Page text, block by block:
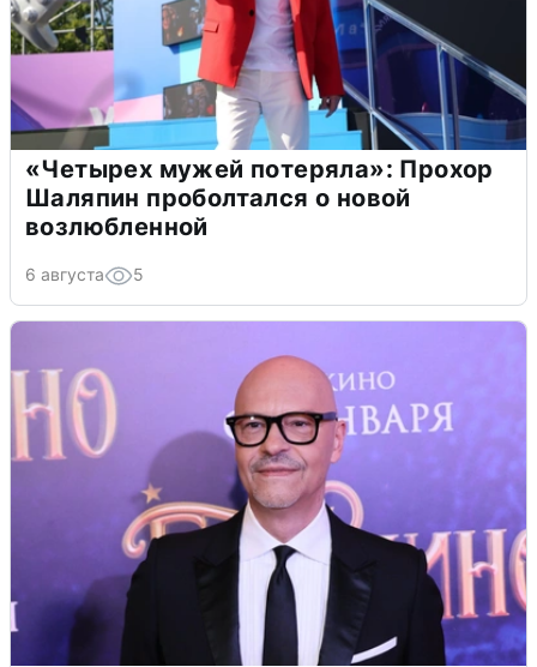
«Четырех мужей потеряла»: Прохор
Шаляпин проболтался о новой
возлюбленной
6 августа 5